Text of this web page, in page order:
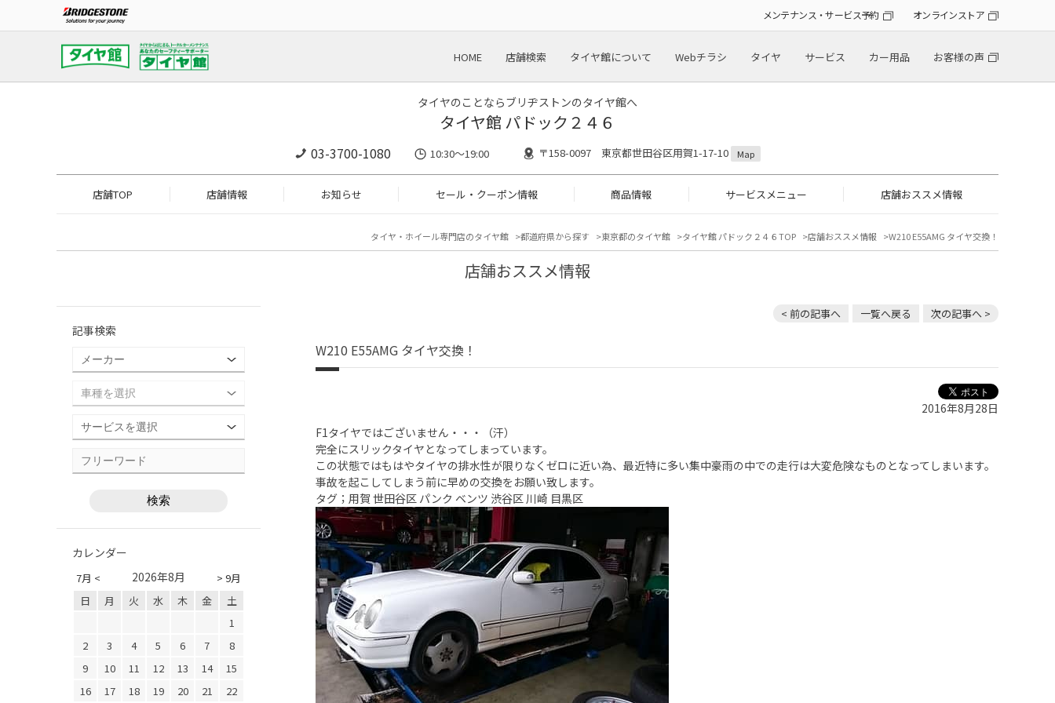
メンテナンス・サービス予約 オンラインストア
HOME 店舗検索 タイヤ館について Webチラシ タイヤ サービス カー用品 お客様の声
タイヤのことならブリヂストンのタイヤ館へ
タイヤ館 パドック２４６
03-3700-1080 10:30～19:00 〒158-0097 東京都世田谷区用賀1-17-10 Map
店舗TOP 店舗情報 お知らせ セール・クーポン情報 商品情報 サービスメニュー 店舗おススメ情報
タイヤ・ホイール専門店のタイヤ館 都道府県から探す 東京都のタイヤ館 タイヤ館 パドック２４６TOP 店舗おススメ情報 W210 E55AMG タイヤ交換！
店舗おススメ情報
< 前の記事へ 一覧へ戻る 次の記事へ >
W210 E55AMG タイヤ交換！
2016年8月28日
F1タイヤではございません・・・（汗）
完全にスリックタイヤとなってしまっています。
この状態ではもはやタイヤの排水性が限りなくゼロに近い為、最近特に多い集中豪雨の中での走行は大変危険なものとなってしまいます。
事故を起こしてしまう前に早めの交換をお願い致します。
タグ；用賀 世田谷区 パンク ベンツ 渋谷区 川崎 目黒区
記事検索
カレンダー
7月 < > 9月
2026年8月
日 月 火 水 木 金
土
1
2
3 4 5 6 7
8
9
10 11 12 13 14
15
16
17 18 19 20 21 22